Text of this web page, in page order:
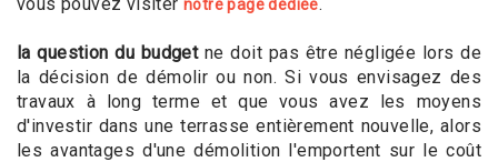
notre page dédiée
la question du budgetne doit pas être négligée lors de
la décision de démolir ou non. Si vous envisagez des
travaux à long terme et que vous avez les moyens
d'investir dans une terrasse entièrement nouvelle, alors
les avantages d'une démolition l'emportent sur le coût